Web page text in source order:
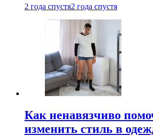
2 года спустя2 года спустя
Как ненавязчиво
изменить стиль в